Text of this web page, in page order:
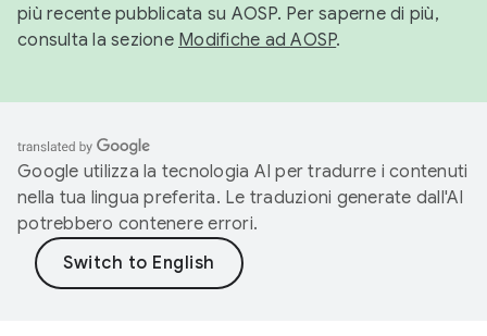
più recente pubblicata su AOSP. Per saperne di più,
consulta la sezione Modifiche ad AOSP.
Google utilizza la tecnologia AI per tradurre i contenuti
nella tua lingua preferita. Le traduzioni generate dall'AI
potrebbero contenere errori.